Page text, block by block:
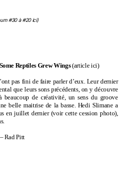
#30 à #20 ici)
Some Reptiles Grew Wings(article ici)
pas fini de faire parler d’eux. Leur dernier
que leurs sons précédents, on y découvre
beaucoup de créativité, un sens du groove
belle maitrise de la basse. Hedi Slimane a
en juillet dernier (voir cette cession photo),
Rad Pitt